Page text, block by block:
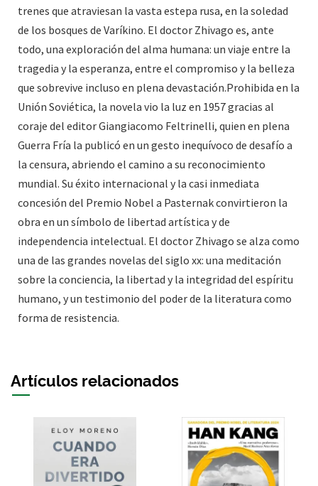
trenes que atraviesan la vasta estepa rusa, en la soledad
de los bosques de Varíkino. El doctor Zhivago es, ante
todo, una exploración del alma humana: un viaje entre la
tragedia y la esperanza, entre el compromiso y la belleza
que sobrevive incluso en plena devastación.Prohibida en la
Unión Soviética, la novela vio la luz en 1957 gracias al
coraje del editor Giangiacomo Feltrinelli, quien en plena
Guerra Fría la publicó en un gesto inequívoco de desafío a
la censura, abriendo el camino a su reconocimiento
mundial. Su éxito internacional y la casi inmediata
concesión del Premio Nobel a Pasternak convirtieron la
obra en un símbolo de libertad artística y de
independencia intelectual. El doctor Zhivago se alza como
una de las grandes novelas del siglo xx: una meditación
sobre la conciencia, la libertad y la integridad del espíritu
humano, y un testimonio del poder de la literatura como
forma de resistencia.
Artículos relacionados